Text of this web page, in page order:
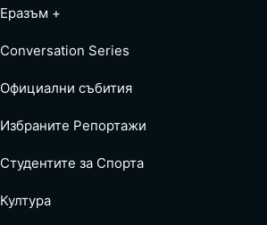
Еразъм +
Conversation Series
Официални събития
Избраните Репoртажи
Студентите за Спортa
Култура